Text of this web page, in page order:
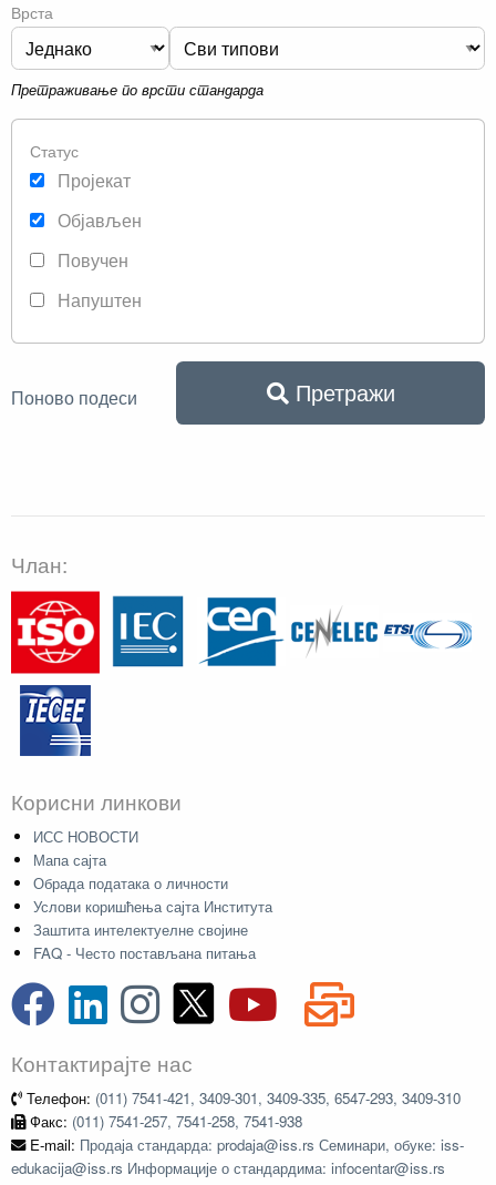
Врста
Претраживање по врсти стандарда
Статус
Пројекат
Објављен
Повучен
Напуштен
Поново подеси Претражи
Члан:
Корисни линкови
ИСС НОВОСТИ
Мапа сајта
Обрада података о личности
Услови коришћења сајта Института
Заштита интелектуелне својине
FAQ - Често постављана питања
Контактирајте нас
Телефон: (011) 7541-421, 3409-301, 3409-335, 6547-293, 3409-310
Факс: (011) 7541-257, 7541-258, 7541-938
E-mail: Продаја стандарда: prodaja@iss.rs Семинари, обуке: iss-
edukacija@iss.rs Информације о стандардима: infocentar@iss.rs